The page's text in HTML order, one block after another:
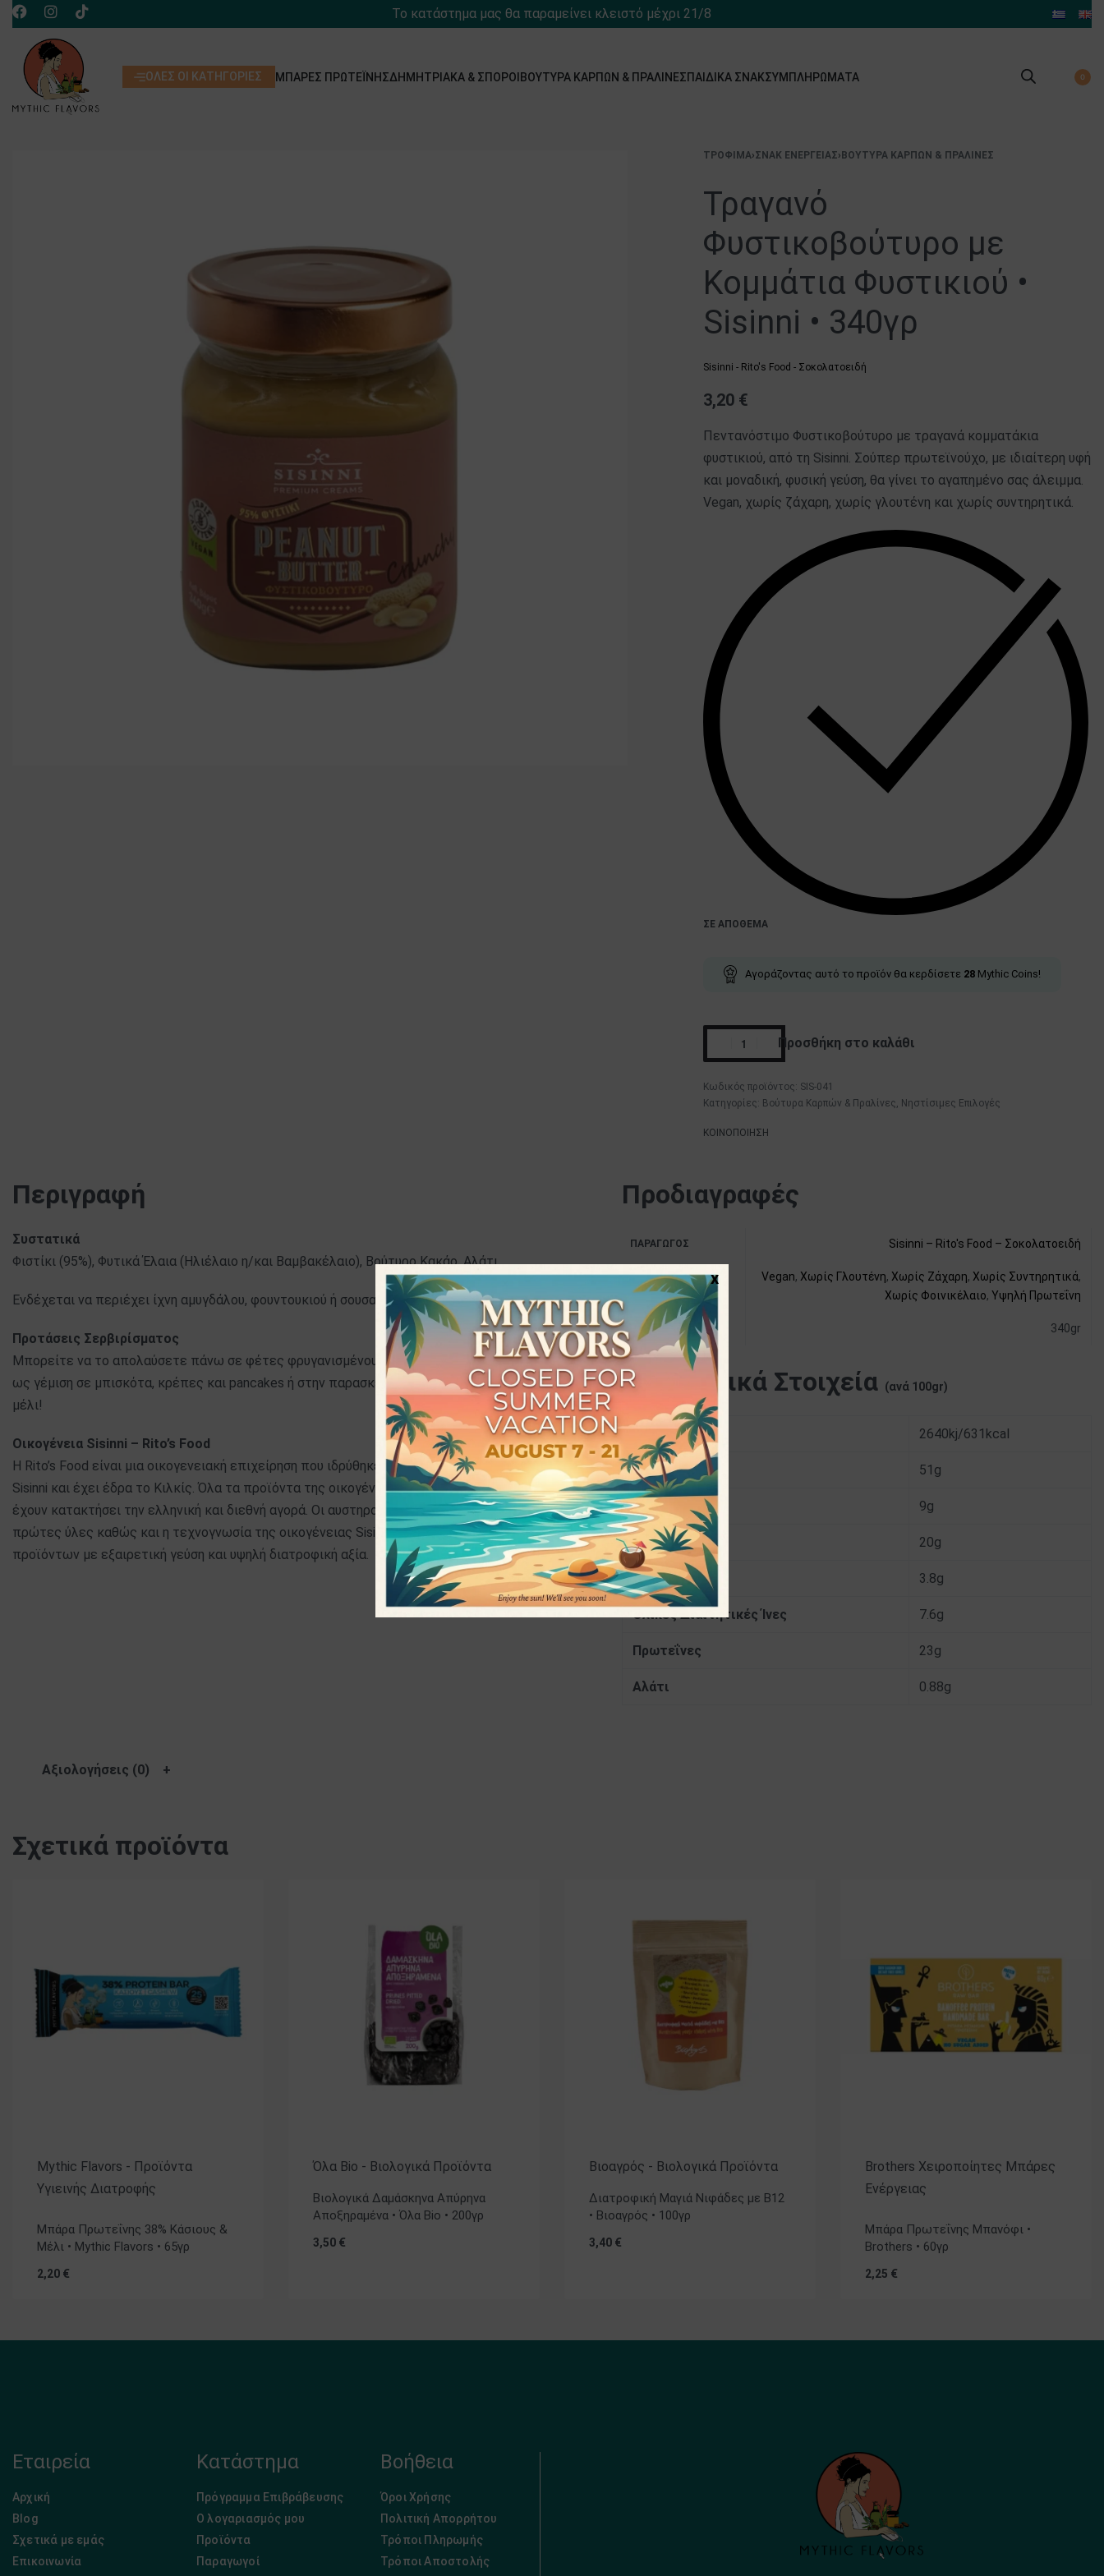
Το κατάστημα μας θα παραμείνει κλειστό μέχρι 21/8
ΌΛΕΣ ΟΙ ΚΑΤΗΓΟΡΊΕΣ ΜΠΆΡΕΣ ΠΡΩΤΕΪ́ΝΗΣΔΗΜΗΤΡΙΑΚΆ & ΣΠΌΡΟΙ ΒΟΎΤΥΡΑ ΚΑΡΠΏΝ & ΠΡΑΛΊΝΕΣ ΠΑΙΔΙΚΆ ΣΝΑΚΣΥΜΠΛΗΡΏΜΑΤΑ 0
ΤΡΌΦΙΜΑ›ΣΝΑΚ ΕΝΈΡΓΕΙΑΣ› ΒΟΎΤΥΡΑ ΚΑΡΠΏΝ & ΠΡΑΛΊΝΕΣ
Τραγανό
Φυστικοβούτυρο με
Κομμάτια Φυστικιού •
Sisinni • 340γρ
Sisinni - Rito's Food - Σοκολατοειδή
3,20 €
Πεντανόστιμο Φυστικοβούτυρο με τραγανά κομματάκια
φυστικιού, από τη Sisinni. Σούπερ πρωτεϊνούχο, με ιδιαίτερη υφή
και μοναδική, φυσική γεύση, θα γίνει το αγαπημένο σας άλειμμα.
Vegan, χωρίς ζάχαρη, χωρίς γλουτένη και χωρίς συντηρητικά.
ΣΕ ΑΠΌΘΕΜΑ
Αγοράζοντας αυτό το προϊόν θα κερδίσετε 28Mythic Coins!
Προσθήκη στο καλάθι
SIS-041
Κατηγορίες: Βούτυρα Καρπών & Πραλίνες Νηστίσιμες Επιλογές
ΚΟΙΝΟΠΟΙΗΣΗ
Περιγραφή
Συστατικά
Φιστίκι (95%), Φυτικά Έλαια (Ηλιέλαιο η/και Βαμβακέλαιο), Βούτυρο Κακάο, Αλάτι
Ενδέχεται να περιέχει ίχνη αμυγδάλου, φουντουκιού ή σουσαμιού.
Προτάσεις Σερβιρίσματος
Μπορείτε να το απολαύσετε πάνω σε φέτες φρυγανισμένου ψωμιού και να το χρησιμοποιήσετε
ως γέμιση σε μπισκότα, κρέπες και pancakes ή στην παρασκευή smoothy! Ταιριάζει ιδανικά με
μέλι!
Οικογένεια Sisinni – Rito’s Food
H Rito’s Food είναι μια οικογενειακή επιχείρηση που ιδρύθηκε από τον Giacomo και την Μαίρη
Sisinni και έχει έδρα το Κιλκίς. Όλα τα προϊόντα της οικογένειας είναι κορυφαίας ποιότητας και
έχουν κατακτήσει την ελληνική και διεθνή αγορά. Οι αυστηροί ποιοτικοί έλεγχοι, οι άριστες
πρώτες ύλες καθώς και η τεχνογνωσία της οικογένειας Sisinni συμβάλλουν στην παραγωγή
προϊόντων με εξαιρετική γεύση και υψηλή διατροφική αξία.
Προδιαγραφές
ΠΑΡΑΓΩΓΌΣ Sisinni – Rito's Food – Σοκολατοειδή
ΙΔΙΌΤΗΤΕΣ
Vegan, Χωρίς Γλουτένη, Χωρίς Ζάχαρη, Χωρίς Συντηρητικά,
Χωρίς Φοινικέλαιο, Υψηλή Πρωτεΐνη
ΜΈΓΕΘΟΣ 340gr
Διατροφικά Στοιχεία (ανά 100gr)
Ενέργεια 2640kj/631kcal
Λιπαρά 51g
Κορεσμένα 9g
Υδατάνθρακες 20g
Σάκχαρα 3.8g
Ολικές Διαιτητικές Ίνες 7.6g
Πρωτεΐνες 23g
Αλάτι 0.88g
Αξιολογήσεις (0)
Σχετικά προϊόντα
Mythic Flavors - Προϊόντα
Υγιεινής Διατροφής
Μπάρα Πρωτεΐνης 38% Κάσιους &
Μέλι • Mythic Flavors • 65γρ
2,20 €
Όλα Bio - Βιολογικά Προϊόντα
Βιολογικά Δαμάσκηνα Απύρηνα
Αποξηραμένα • Όλα Bio • 200γρ
3,50 €
Βιοαγρός - Βιολογικά Προϊόντα
Διατροφική Μαγιά Νιφάδες με B12
• Βιοαγρός • 100γρ
3,40 €
Brothers Χειροποίητες Μπάρες
Ενέργειας
Μπάρα Πρωτεΐνης Μπανόφι •
Brothers • 60γρ
2,25 €
Εταιρεία
Αρχική
Blog
Σχετικά με εμάς
Επικοινωνία
Κατάστημα
Πρόγραμμα Επιβράβευσης
Ο λογαριασμός μου
Προϊόντα
Παραγωγοί
Βοήθεια
Όροι Χρήσης
Πολιτική Απορρήτου
Τρόποι Πληρωμής
Τρόποι Αποστολής
x